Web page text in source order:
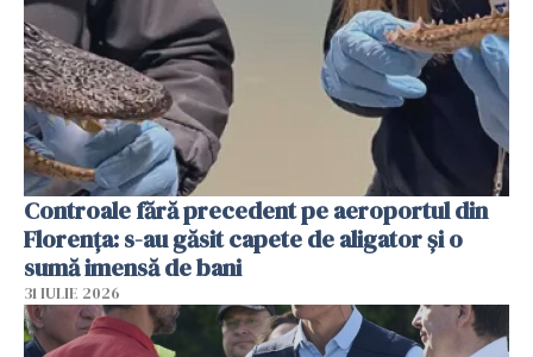
Controale fără precedent pe aeroportul din
Florența: s-au găsit capete de aligator și o
sumă imensă de bani
31 IULIE 2026